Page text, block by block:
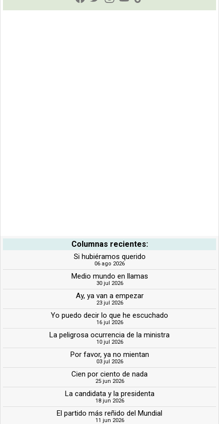
Columnas recientes:
Si hubiéramos querido
06 ago 2026
Medio mundo en llamas
30 jul 2026
Ay, ya van a empezar
23 jul 2026
Yo puedo decir lo que he escuchado
16 jul 2026
La peligrosa ocurrencia de la ministra
10 jul 2026
Por favor, ya no mientan
03 jul 2026
Cien por ciento de nada
25 jun 2026
La candidata y la presidenta
18 jun 2026
El partido más reñido del Mundial
11 jun 2026